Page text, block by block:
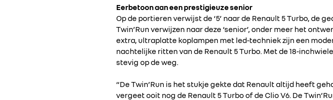
Eerbetoon aan een prestigieuze senior
Op de portieren verwijst de ‘5’ naar de Renault 5 Turbo, de
Twin’Run verwijzen naar deze ‘senior’, onder meer het
extra, ultraplatte koplampen met led-techniek zijn een
nachtelijke ritten van de Renault 5 Turbo. Met de 18-
stevig op de weg.
“De Twin’Run is het stukje gekte dat Renault altijd heeft
vergeet ooit nog de Renault 5 Turbo of de Clio V6. De